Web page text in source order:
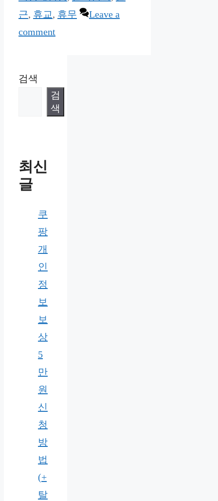
근, 휴교, 휴무
Leave a
comment
검색
검
색
최신
글
쿠
팡
개
인
정
보
보
상
5
만
원
신
청
방
법
(+
탈